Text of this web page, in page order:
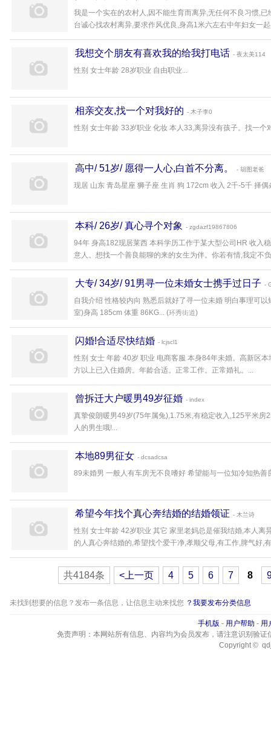
我是一个实在的农村人,因不能生育而离异,无任何不良习惯,
台诚心找农村离异,要求作风优良,身高1米六左右中年妇女一
我想交个朋友有喜欢我的给我打电话 - 夜太美114
性别 女士年龄 28岁职业 自由职业...
相亲交友,找一个对我好的 - 木子李0
性别 女士年龄 33岁职业 化妆 本人33,离异没有孩子。找一个
高中/ 51岁/ 愿得一人心,白首不分离。 - 胡图老爸
现居 山东 青岛星座 狮子座 生肖 狗 172cm 收入 2千-5千 择
本科/ 26岁/ 真心寻个对象 - zgdazf19867806
94年 身高182现居莱西 本科学历工作于某大型公司HR 收入
意人。想找一个善良能聊的来的女生为伴。你若有情,我定不
大专/ 34岁/ 91男寻一位未婚女士携手过日子 -
自我介绍 性格较内向 熟悉后就好了寻一位未婚 明白事理可
室)身高 185cm 体重 86KG... (环秀街道)
闪婚!合适尽快结婚 - lcjscl1
性别 女士 年龄 40岁 职业 电商客服 本身84年未婚。高新区
方以上已入住婚房。年龄合适。正常工作。正常婚礼。...
曾拆迁大户暖男49岁征婚 - index
真挚俊朗暖男49岁(75年属兔),1.75米,有稳定收入,125平米房
人的男生哦!...
本地89男征女 - dcsadcsa
89未婚男 一般人有车房无不良嗜好 希望能与一位知冷知热善
希望今年找个真心奔结婚的结婚领证 - 木兰诗
性别 女士年龄 42岁职业 其它 家里老妈总是催我结婚,本人
的人真心奔结婚的,希望找个爱干净,孝顺父母,有工作,脾气好,
共4184条 <上一页 4 5 6 7 8
未找到想要的信息？发布一条信息，让信息主动来找您 ？我要发布分类信息
手机版 - 用户帮助 - 用
免责声明：本网站所有信息、内容均为会员发布，请注意识别验
Copyright ©